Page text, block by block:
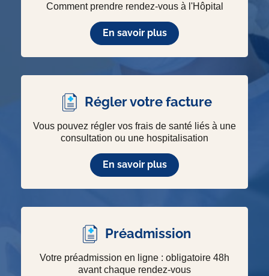
Comment prendre rendez-vous à l'Hôpital
En savoir plus
Régler votre facture
Vous pouvez régler vos frais de santé liés à une
consultation ou une hospitalisation
En savoir plus
Préadmission
Votre préadmission en ligne : obligatoire 48h
avant chaque rendez-vous